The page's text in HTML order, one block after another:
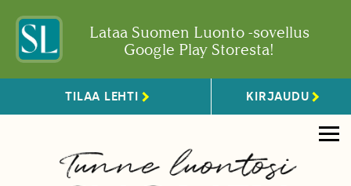
Lataa Suomen Luonto -sovellus
Google Play Storesta!
TILAA LEHTI KIRJAUDU